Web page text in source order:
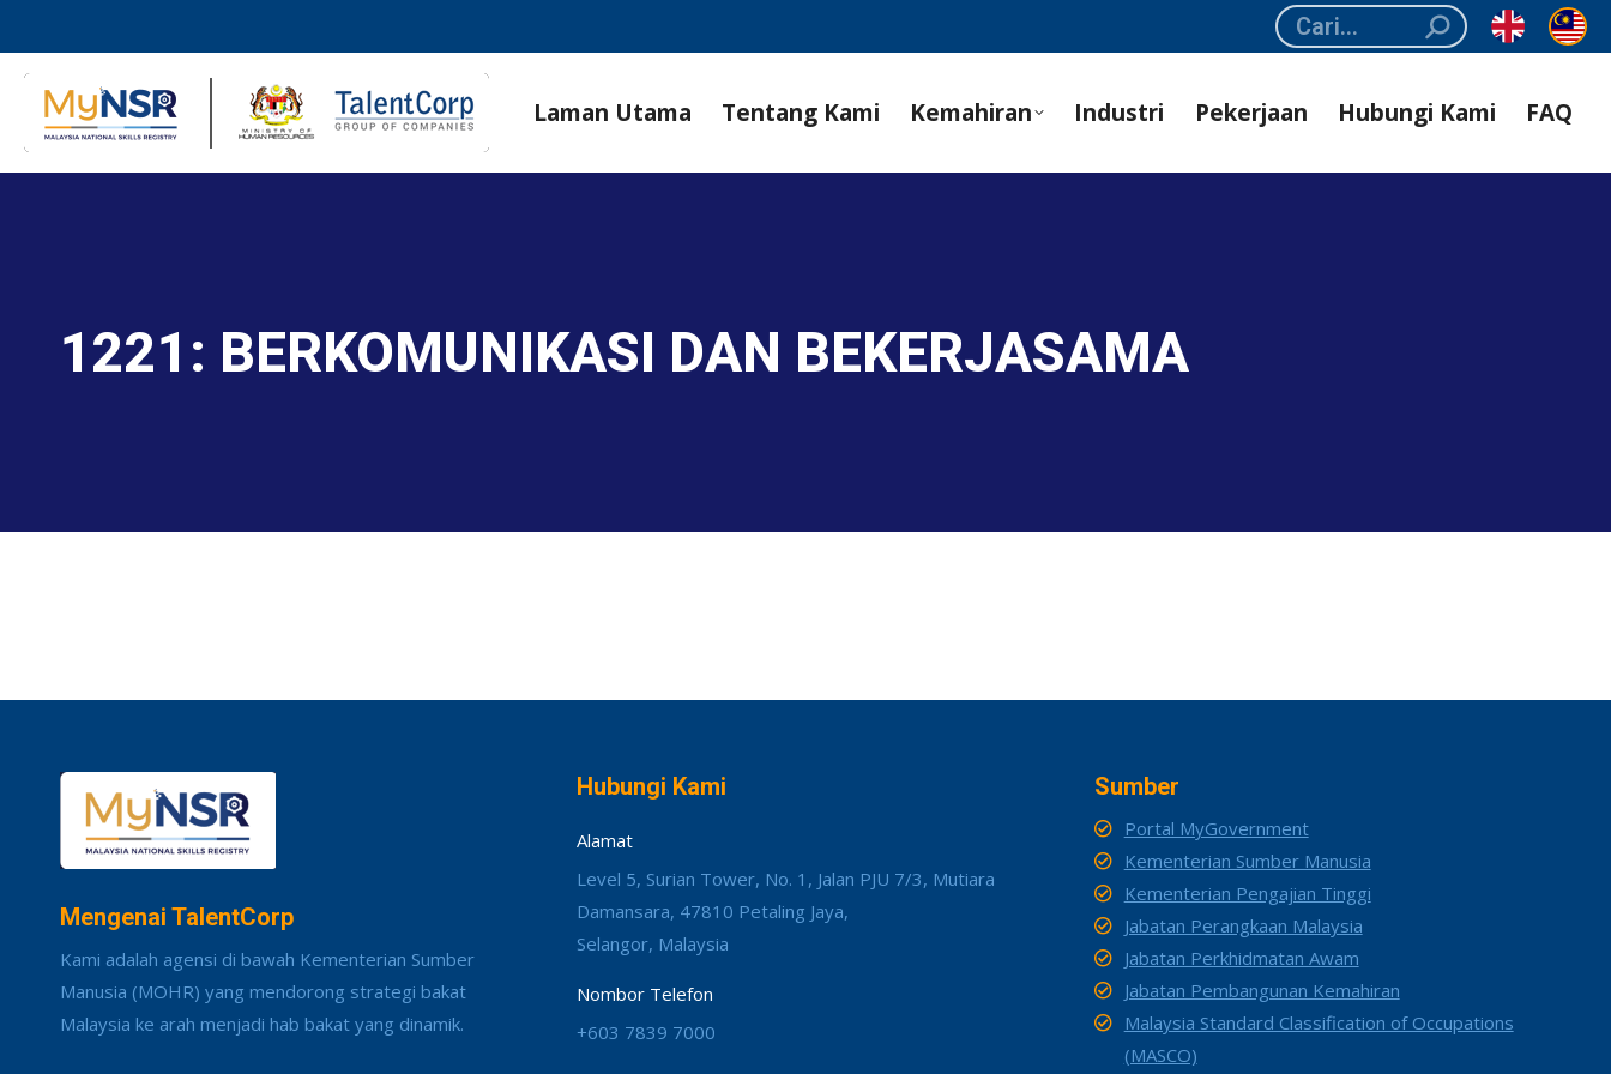
Search:
Laman Utama Tentang Kami Kemahiran Industri Pekerjaan Hubungi Kami FAQ
1221: BERKOMUNIKASI DAN BEKERJASAMA
Mengenai TalentCorp
Kami adalah agensi di bawah Kementerian Sumber
Manusia (MOHR) yang mendorong strategi bakat
Malaysia ke arah menjadi hab bakat yang dinamik.
Hubungi Kami
Alamat
Level 5, Surian Tower, No. 1, Jalan PJU 7/3, Mutiara
Damansara, 47810 Petaling Jaya,
Selangor, Malaysia
Nombor Telefon
+603 7839 7000
Sumber
Portal MyGovernment
Kementerian Sumber Manusia
Kementerian Pengajian Tinggi
Jabatan Perangkaan Malaysia
Jabatan Perkhidmatan Awam
Jabatan Pembangunan Kemahiran
Malaysia Standard Classification of Occupations
(MASCO)